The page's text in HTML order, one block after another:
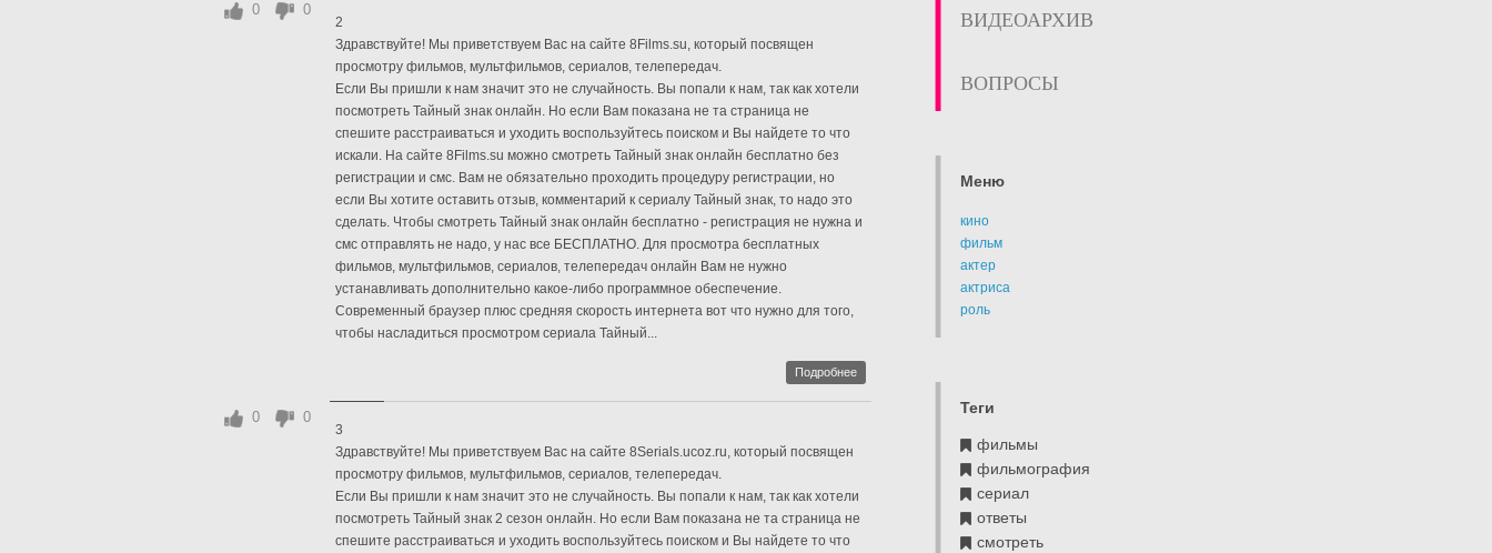
2
Здравствуйте! Мы приветствуем Вас на сайте 8Films.su, который посвящен
просмотру фильмов, мультфильмов, сериалов, телепередач.
Если Вы пришли к нам значит это не случайность. Вы попали к нам, так как хотели
посмотреть Тайный знак онлайн. Но если Вам показана не та страница не
спешите расстраиваться и уходить воспользуйтесь поиском и Вы найдете то что
искали. На сайте 8Films.su можно смотреть Тайный знак онлайн бесплатно без
регистрации и смс. Вам не обязательно проходить процедуру регистрации, но
если Вы хотите оставить отзыв, комментарий к сериалу Тайный знак, то надо это
сделать. Чтобы смотреть Тайный знак онлайн бесплатно - регистрация не нужна и
смс отправлять не надо, у нас все БЕСПЛАТНО. Для просмотра бесплатных
фильмов, мультфильмов, сериалов, телепередач онлайн Вам не нужно
устанавливать дополнительно какое-либо программное обеспечение.
Современный браузер плюс средняя скорость интернета вот что нужно для того,
чтобы насладиться просмотром сериала Тайный...
0 0
Подробнее
3
Здравствуйте! Мы приветствуем Вас на сайте 8Serials.ucoz.ru, который посвящен
просмотру фильмов, мультфильмов, сериалов, телепередач.
Если Вы пришли к нам значит это не случайность. Вы попали к нам, так как хотели
посмотреть Тайный знак 2 сезон онлайн. Но если Вам показана не та страница не
спешите расстраиваться и уходить воспользуйтесь поиском и Вы найдете то что
0 0
ВИДЕОАРХИВ
ВОПРОСЫ
Меню
кино
фильм
актер
актриса
роль
Теги
фильмы
фильмография
сериал
ответы
смотреть